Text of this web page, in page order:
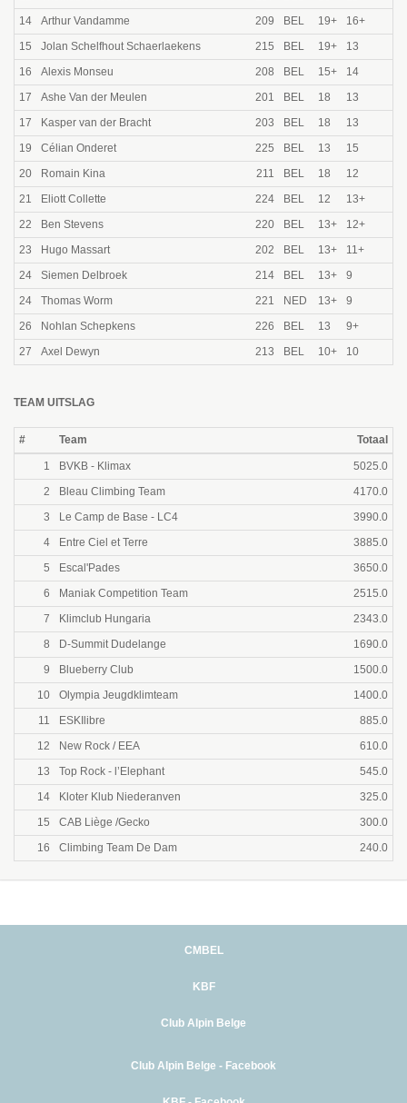
14
Arthur Vandamme 209 BEL 19+
16+
15
Jolan Schelfhout Schaerlaekens 215 BEL 19+
13
16
Alexis Monseu 208 BEL 15+
14
17
Ashe Van der Meulen 201 BEL 18
13
17
Kasper van der Bracht 203 BEL 18
13
19
Célian Onderet 225 BEL 13
15
20
Romain Kina 211 BEL 18
12
21
Eliott Collette 224 BEL 12
13+
22
Ben Stevens 220 BEL 13+
12+
23
Hugo Massart 202 BEL 13+
11+
24
Siemen Delbroek 214 BEL 13+
9
24
Thomas Worm 221 NED 13+
9
26
Nohlan Schepkens 226 BEL 13
9+
27
Axel Dewyn 213 BEL 10+ 10
TEAM UITSLAG
# Team Totaal
1 BVKB - Klimax
5025.0
2
Bleau Climbing Team
4170.0
3
Le Camp de Base - LC4
3990.0
4
Entre Ciel et Terre
3885.0
5
Escal'Pades
3650.0
6
Maniak Competition Team
2515.0
7
Klimclub Hungaria
2343.0
8
D-Summit Dudelange
1690.0
9
Blueberry Club
1500.0
10
Olympia Jeugdklimteam
1400.0
11
ESKIlibre
885.0
12
New Rock / EEA
610.0
13
Top Rock - l’Elephant
545.0
14
Kloter Klub Niederanven
325.0
15
CAB Liège /Gecko
300.0
16
Climbing Team De Dam 240.0
CMBEL
KBF
Club Alpin Belge
Club Alpin Belge - Facebook